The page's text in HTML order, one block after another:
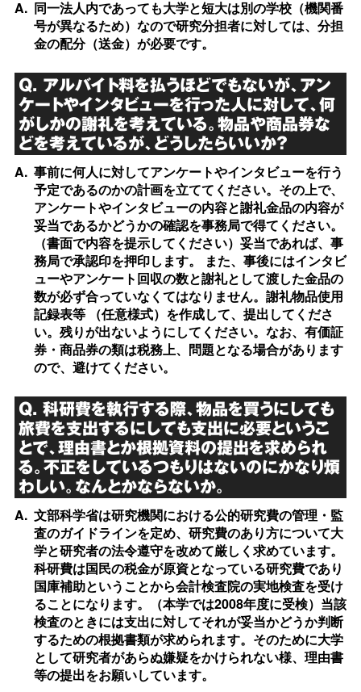
A. 同一法人内であっても大学と短大は別の学校（機関番
号が異なるため）なので研究分担者に対しては、分担
金の配分（送金）が必要です。
Q. アルバイト料を払うほどでもないが、アン
ケートやインタビューを行った人に対して、何
がしかの謝礼を考えている。物品や商品券な
どを考えているが、どうしたらいいか？
A. 事前に何人に対してアンケートやインタビューを行う
予定であるのかの計画を立ててください。その上で、
アンケートやインタビューの内容と謝礼金品の内容が
妥当であるかどうかの確認を事務局で得てください。
（書面で内容を提示してください）妥当であれば、事
務局で承認印を押印します。 また、事後にはインタビ
ューやアンケート回収の数と謝礼として渡した金品の
数が必ず合っていなくてはなりません。謝礼物品使用
記録表等 （任意様式）を作成して、提出してくださ
い。残りが出ないようにしてください。なお、有価証
券・商品券の類は税務上、問題となる場合があります
ので、避けてください。
Q. 科研費を執行する際、物品を買うにしても
旅費を支出するにしても支出に必要というこ
とで、理由書とか根拠資料の提出を求められ
る。不正をしているつもりはないのにかなり煩
わしい。なんとかならないか。
A. 文部科学省は研究機関における公的研究費の管理・監
査のガイドラインを定め、研究費のあり方について大
学と研究者の法令遵守を改めて厳しく求めています。
科研費は国民の税金が原資となっている研究費であり
国庫補助ということから会計検査院の実地検査を受け
ることになります。（本学では2008年度に受検）当該
検査のときには支出に対してそれが妥当かどうか判断
するための根拠書類が求められます。そのために大学
として研究者があらぬ嫌疑をかけられない様、理由書
等の提出をお願いしています。